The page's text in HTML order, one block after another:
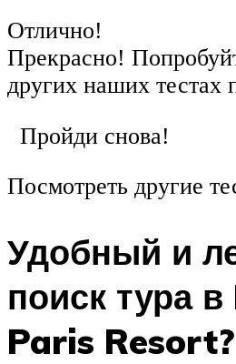
Отлично!
Прекрасно!
других наших тестах
Пройди снова!
Посмотреть другие
Удобный и
поиск тура
Paris